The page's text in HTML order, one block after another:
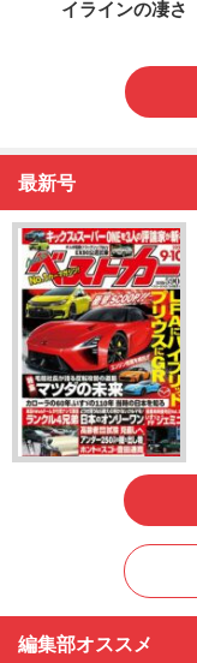
イラインの凄さ
最新号
編集部オススメ